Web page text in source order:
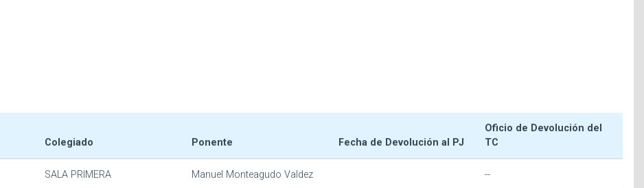
Colegiado Ponente Fecha de Devolución al PJ
Oficio de Devolución del
TC
SALA PRIMERA Manuel Monteagudo Valdez --